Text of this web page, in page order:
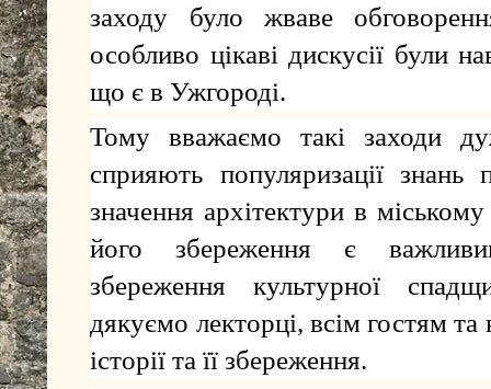
заходу було жваве
особливо цікаві дискусії були
що є в Ужгороді.
Тому вважаємо такі заходи
сприяють популяризації
значення архітектури в
його збереження є
збереження культурної
дякуємо лекторці, всім гостям
історії та її збереження.